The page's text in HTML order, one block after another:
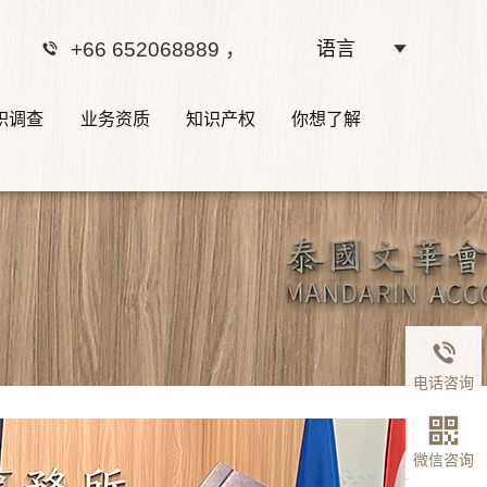
语言
+66 652068889 ，
调查 业务资质 知识产权 你想了解
电话咨询
微信咨询